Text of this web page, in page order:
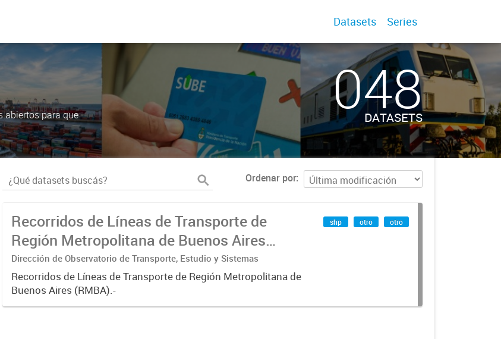
Datasets Series
abiertos para que
048
DATASETS
Ordenar por
Recorridos de Líneas de Transporte de
Región Metropolitana de Buenos Aires
(RMBA)
Dirección de Observatorio de Transporte, Estudio y Sistemas
Recorridos de Líneas de Transporte de Región Metropolitana de
Buenos Aires (RMBA).-
shp otro otro